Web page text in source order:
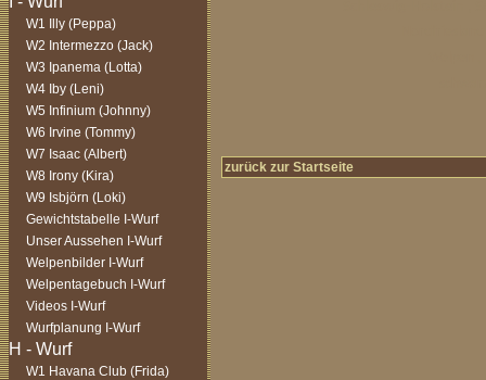
W1 Illy (Peppa)
W2 Intermezzo (Jack)
W3 Ipanema (Lotta)
W4 Iby (Leni)
W5 Infinium (Johnny)
W6 Irvine (Tommy)
W7 Isaac (Albert)
W8 Irony (Kira)
W9 Isbjörn (Loki)
Gewichtstabelle I-Wurf
Unser Aussehen I-Wurf
Welpenbilder I-Wurf
Welpentagebuch I-Wurf
Videos I-Wurf
Wurfplanung I-Wurf
W1 Havana Club (Frida)
zurück zur Startseite